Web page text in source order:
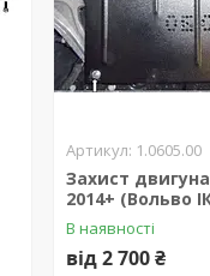
1.0605.00
Захист двигуна
2014+ (Вольво
В наявності
від 2 700 ₴